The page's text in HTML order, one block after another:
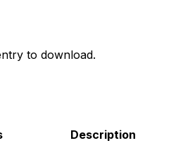
to download.
Description